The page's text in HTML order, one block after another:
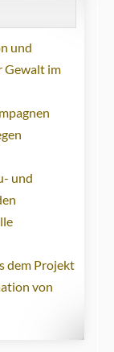
und
Gewalt im
und
dem Projekt
von